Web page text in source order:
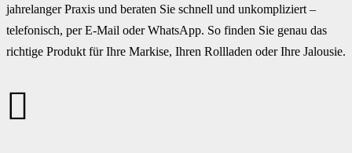
jahrelanger Praxis und beraten Sie schnell und unkompliziert –
telefonisch, per E-Mail oder WhatsApp. So finden Sie genau das
richtige Produkt für Ihre Markise, Ihren Rollladen oder Ihre Jalousie.